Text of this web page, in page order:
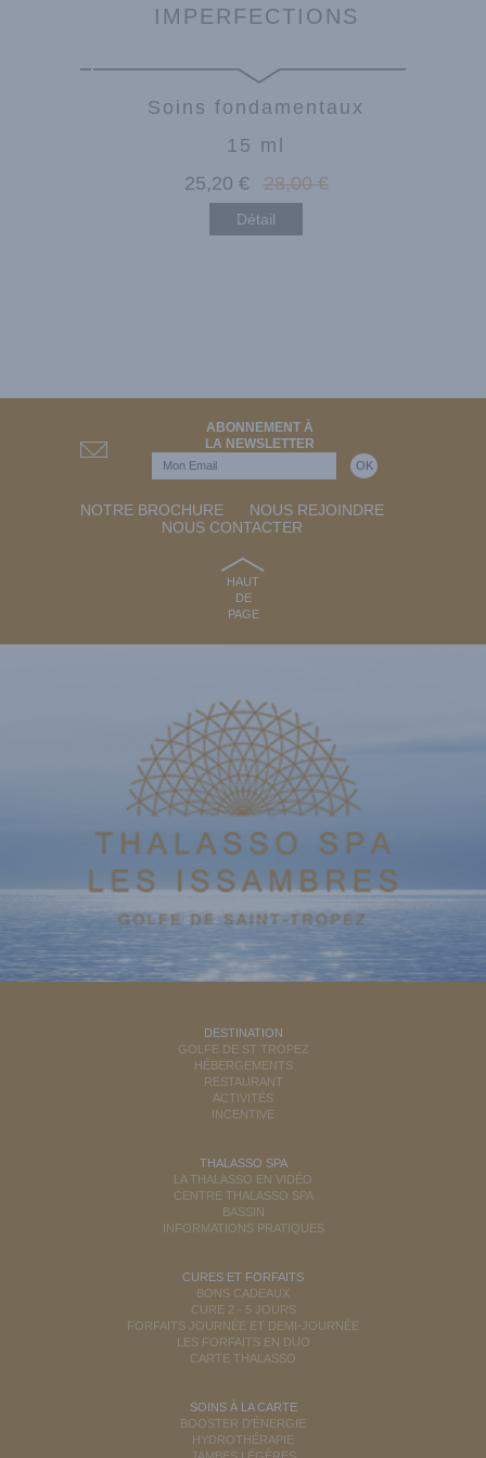
IMPERFECTIONS
Soins fondamentaux
15 ml
25,20 € 28,00 €
Détail
ABONNEMENT À
LA NEWSLETTER
NOTRE BROCHURE
NOUS REJOINDRE
NOUS CONTACTER
HAUT
DE
PAGE
DESTINATION
GOLFE DE ST TROPEZ
HÉBERGEMENTS
RESTAURANT
ACTIVITÉS
INCENTIVE
THALASSO SPA
LA THALASSO EN VIDÉO
CENTRE THALASSO SPA
BASSIN
INFORMATIONS PRATIQUES
CURES ET FORFAITS
BONS CADEAUX
CURE 2 - 5 JOURS
FORFAITS JOURNÉE ET DEMI-JOURNÉE
LES FORFAITS EN DUO
CARTE THALASSO
SOINS À LA CARTE
BOOSTER D'ÉNERGIE
HYDROTHÉRAPIE